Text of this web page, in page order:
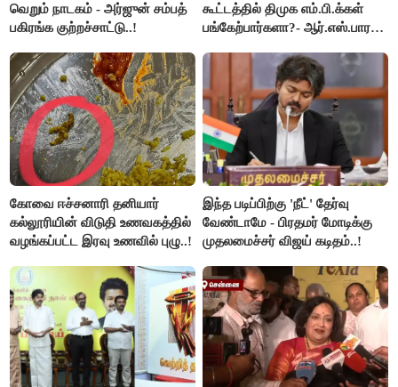
வெறும் நாடகம் - அர்ஜுன் சம்பத்
பகிரங்க குற்றச்சாட்டு..!
கூட்டத்தில் திமுக எம்.பி.க்கள்
பங்கேற்பார்களா?- ஆர்.எஸ்.பாரதி
கோவை ஈச்சனாரி தனியார்
கல்லூரியின் விடுதி உணவகத்தில்
வழங்கப்பட்ட இரவு உணவில் புழு..!
இந்த படிப்பிற்கு 'நீட்' தேர்வு
வேண்டாமே - பிரதமர் மோடிக்கு
முதலமைச்சர் விஜய் கடிதம்..!